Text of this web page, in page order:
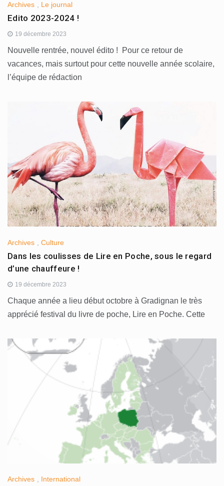
Archives , Le journal
Edito 2023-2024 !
19 décembre 2023
Nouvelle rentrée, nouvel édito ! Pour ce retour de
vacances, mais surtout pour cette nouvelle année scolaire,
l’équipe de rédaction
Archives Culture
Dans les coulisses de Lire en Poche, sous le regard
d’une chauffeure !
19 décembre 2023
Chaque année a lieu début octobre à Gradignan le très
apprécié festival du livre de poche, Lire en Poche. Cette
Archives International